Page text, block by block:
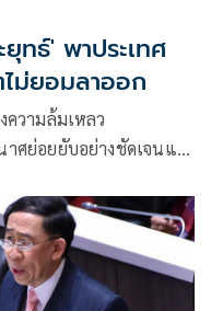
ทธ์' พาประเทศ
ม่ยอมลาออก
วามล้มเหลว
ศย่อยยับอย่างชัดเจนแต่